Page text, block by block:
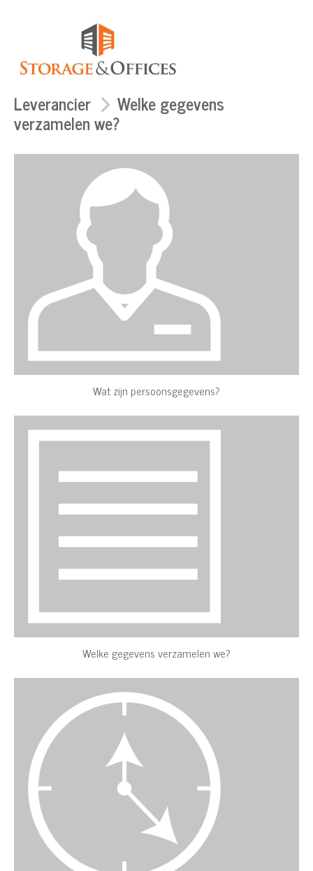
Leverancier Welke gegevens
verzamelen we?
Wat zijn persoonsgegevens?
Welke gegevens verzamelen we?